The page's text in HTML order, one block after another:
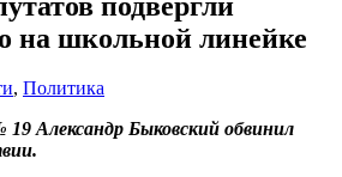
на школьной линейке
, Политика
Александр Быковский обвинил